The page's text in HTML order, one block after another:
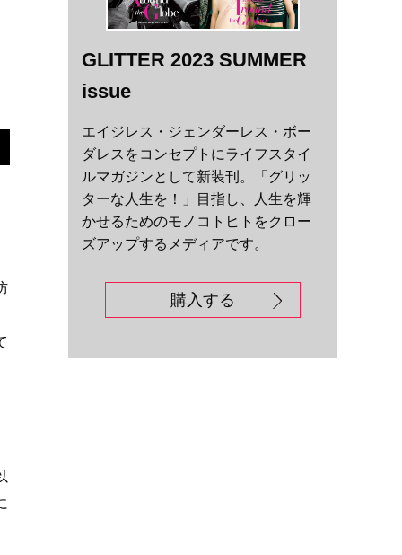
GLITTER 2023 SUMMER
issue
エイジレス・ジェンダーレス・ボー
ダレスをコンセプトにライフスタイ
ルマガジンとして新装刊。「グリッ
ターな人生を！」目指し、人生を輝
かせるためのモノコトヒトをクロー
ズアップするメディアです。
購入する